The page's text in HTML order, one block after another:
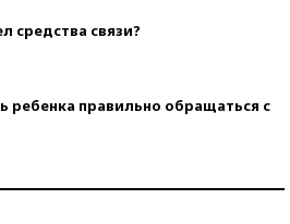
средства связи?
ребенка правильно обращаться с